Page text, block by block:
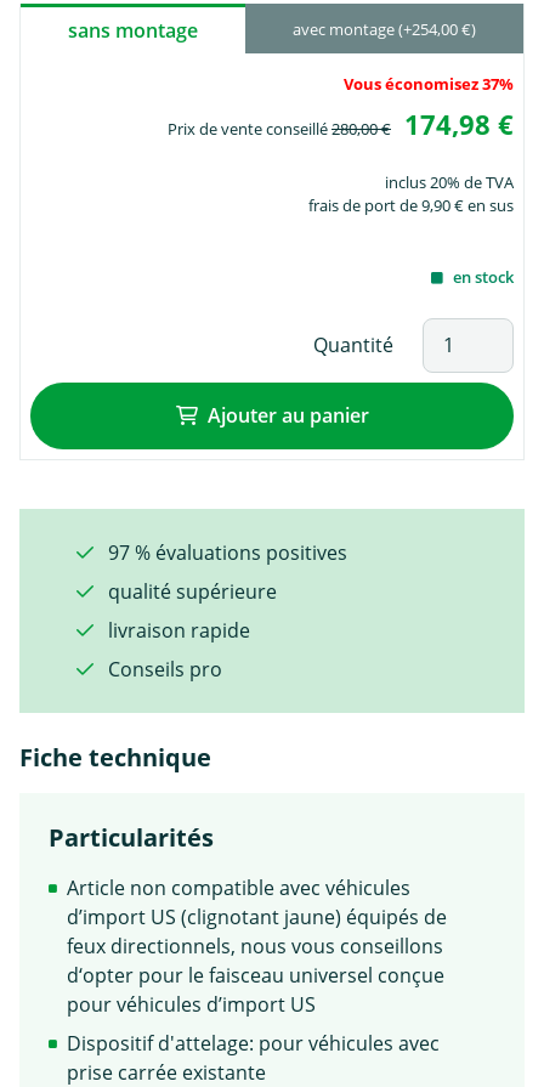
sans montage avec montage (+254,00 €)
Vous économisez 37%
Prix de vente conseillé280,00 € 174,98 €
inclus 20% de TVA
frais de port de 9,90 € en sus
en stock
Quantité
Ajouter au panier
97 % évaluations positives
qualité supérieure
livraison rapide
Conseils pro
Fiche technique
Particularités
Article non compatible avec véhicules
d’import US (clignotant jaune) équipés de
feux directionnels, nous vous conseillons
d‘opter pour le faisceau universel conçue
pour véhicules d’import US
Dispositif d'attelage: pour véhicules avec
prise carrée existante